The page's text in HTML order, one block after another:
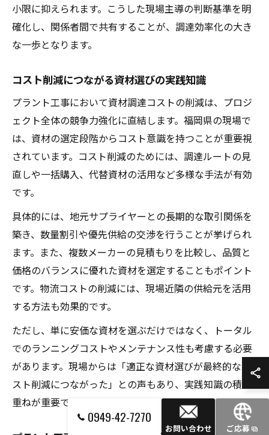
小限に抑えられます。こうした現場主導の判断基準を明
確化し、関係者間で共有することが、調達効率化の大き
な一歩となります。
コスト削減につながる資材選びの実践知識
プラント工事において資材調達コストの削減は、プロジ
ェクト全体の競争力強化に直結します。福岡県の現場で
は、資材の選定段階からコスト意識を持つことが重要視
されています。コスト削減のためには、調達ルートの見
直しや一括購入、代替資材の活用など多様な手法が有効
です。
具体的には、地元サプライヤーとの長期的な取引関係を
築き、数量割引や優先供給の交渉を行うことが挙げられ
ます。また、複数メーカーの見積もりを比較し、品質と
価格のバランスに優れた資材を選定することもポイント
です。物流コストの削減には、現場近隣の供給元を活用
する方法も効果的です。
ただし、単に安価な資材を選ぶだけではなく、トータル
でのランニングコストやメンテナンス性も考慮する必要
があります。現場からは「適正な資材選びが最終的なコ
スト削減につながった」との声もあり、実践知識の積み
重ねが重要です。
0949-42-7270
お問い合わせ ご応募